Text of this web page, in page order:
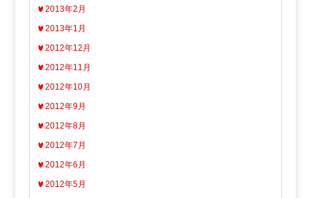
2013年2月
2013年1月
2012年12月
2012年11月
2012年10月
2012年9月
2012年8月
2012年7月
2012年6月
2012年5月